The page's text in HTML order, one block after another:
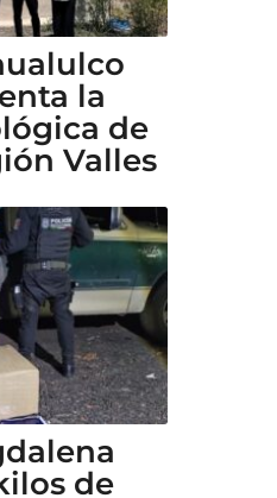
la
de
Valles
de